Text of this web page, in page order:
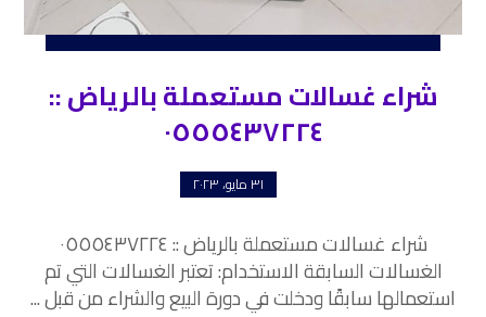
شراء غسالات مستعملة بالرياض ::
٠٥٥٥٤٣٧٢٢٤
٣١ مايو، ٢٠٢٣
شراء غسالات مستعملة بالرياض :: ٠٥٥٥٤٣٧٢٢٤
الغسالات السابقة الاستخدام: تعتبر الغسالات التي تم
استعمالها سابقًا ودخلت في دورة البيع والشراء من قبل ...